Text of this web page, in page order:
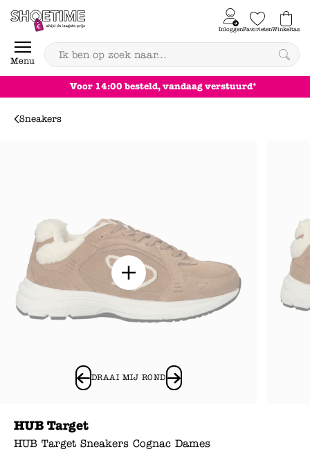
Skip to content
Menu
InloggenFavorietenWinkeltas
0
Achteraf betalen
Sneakers
DRAAI MIJ ROND
HUB Target
HUB Target Sneakers Cognac Dames